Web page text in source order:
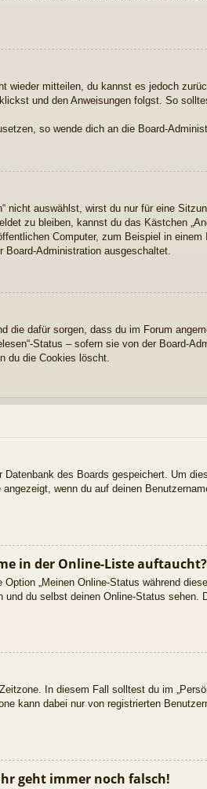
wieder mitteilen, du kannst es jedoch
und den Anweisungen folgst. So
so wende dich an die Board-
nicht auswählst, wirst du nur für eine
zu bleiben, kannst du das Kästchen
Computer, zum Beispiel in
Administration ausgeschaltet.
die dafür sorgen, dass du im Forum
Status – sofern sie von der Board-
du die Cookies löscht.
des Boards gespeichert. Um
wenn du auf deinen
in der Online-Liste auftaucht?
„Meinen Online-Status während
du selbst deinen Online-Status sehen.
In diesem Fall solltest du im
kann dabei nur von registrierten
geht immer noch falsch!